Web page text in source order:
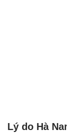
Lý do Hà